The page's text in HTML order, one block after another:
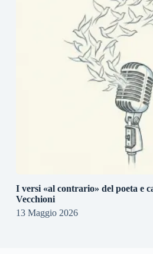
I versi «al contrario» del poeta e
Vecchioni
13 Maggio 2026